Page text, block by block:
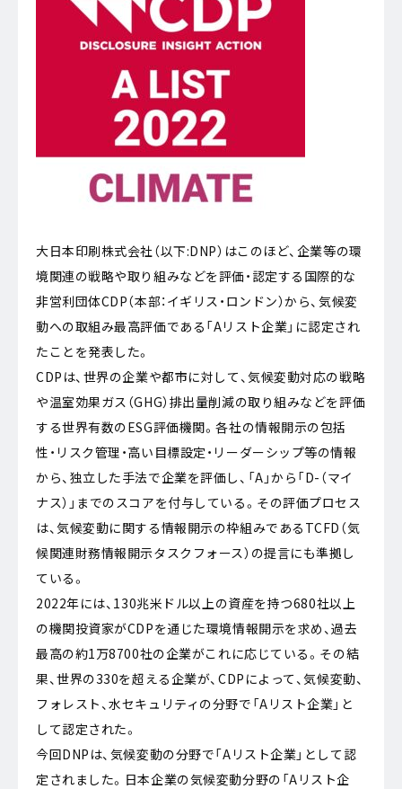
大日本印刷株式会社（以下:DNP）はこのほど、企業等の環
境関連の戦略や取り組みなどを評価・認定する国際的な
非営利団体CDP（本部：イギリス・ロンドン）から、気候変
動への取組み最高評価である「Aリスト企業」に認定され
たことを発表した。
CDPは、世界の企業や都市に対して、気候変動対応の戦略
や温室効果ガス（GHG）排出量削減の取り組みなどを評価
する世界有数のESG評価機関。各社の情報開示の包括
性・リスク管理・高い目標設定・リーダーシップ等の情報
から、独立した手法で企業を評価し、「A」から「D-（マイ
ナス）」までのスコアを付与している。その評価プロセス
は、気候変動に関する情報開示の枠組みであるTCFD（気
候関連財務情報開示タスクフォース）の提言にも準拠し
ている。
2022年には、130兆米ドル以上の資産を持つ680社以上
の機関投資家がCDPを通じた環境情報開示を求め、過去
最高の約1万8700社の企業がこれに応じている。その結
果、世界の330を超える企業が、CDPによって、気候変動、
フォレスト、水セキュリティの分野で「Aリスト企業」と
して認定された。
今回DNPは、気候変動の分野で「Aリスト企業」として認
定されました。日本企業の気候変動分野の「Aリスト企